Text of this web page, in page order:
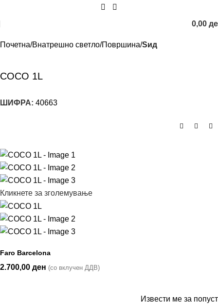
0,00
Почетна Внатрешно светло Површина Sид
COCO 1L
ШИФРА: 40663
Кликнете за зголемување
Faro Barcelona
2.700,00 ден (со вклучен ДДВ)
Извести ме за попуст